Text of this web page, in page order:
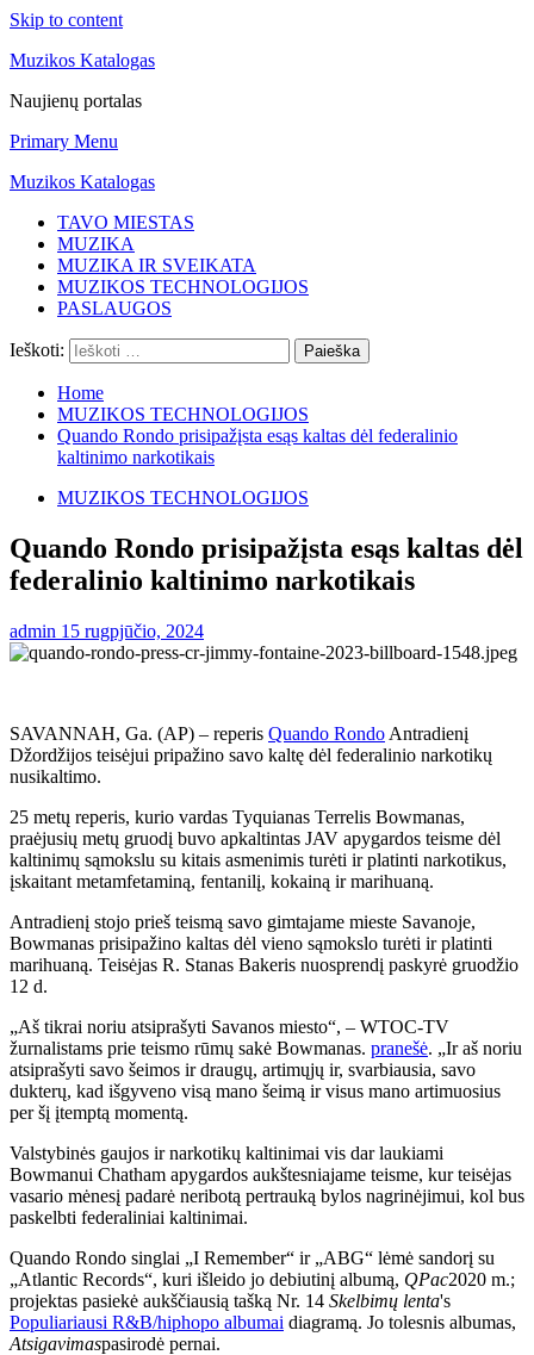
Skip to content
Muzikos Katalogas
Naujienų portalas
Primary Menu
Muzikos Katalogas
TAVO MIESTAS
MUZIKA
MUZIKA IR SVEIKATA
MUZIKOS TECHNOLOGIJOS
PASLAUGOS
Ieškoti:
Home
MUZIKOS TECHNOLOGIJOS
Quando Rondo prisipažįsta esąs kaltas dėl federalinio
kaltinimo narkotikais
MUZIKOS TECHNOLOGIJOS
Quando Rondo prisipažįsta esąs kaltas dėl
federalinio kaltinimo narkotikais
admin 15 rugpjūčio, 2024
SAVANNAH, Ga. (AP) – reperis Quando Rondo Antradienį
Džordžijos teisėjui pripažino savo kaltę dėl federalinio narkotikų
nusikaltimo.
25 metų reperis, kurio vardas Tyquianas Terrelis Bowmanas,
praėjusių metų gruodį buvo apkaltintas JAV apygardos teisme dėl
kaltinimų sąmokslu su kitais asmenimis turėti ir platinti narkotikus,
įskaitant metamfetaminą, fentanilį, kokainą ir marihuaną.
Antradienį stojo prieš teismą savo gimtajame mieste Savanoje,
Bowmanas prisipažino kaltas dėl vieno sąmokslo turėti ir platinti
marihuaną. Teisėjas R. Stanas Bakeris nuosprendį paskyrė gruodžio
12 d.
„Aš tikrai noriu atsiprašyti Savanos miesto“, – WTOC-TV
žurnalistams prie teismo rūmų sakė Bowmanas. pranešė. „Ir aš noriu
atsiprašyti savo šeimos ir draugų, artimųjų ir, svarbiausia, savo
dukterų, kad išgyveno visą mano šeimą ir visus mano artimuosius
per šį įtemptą momentą.
Valstybinės gaujos ir narkotikų kaltinimai vis dar laukiami
Bowmanui Chatham apygardos aukštesniajame teisme, kur teisėjas
vasario mėnesį padarė neribotą pertrauką bylos nagrinėjimui, kol bus
paskelbti federaliniai kaltinimai.
Quando Rondo singlai „I Remember“ ir „ABG“ lėmė sandorį su
„Atlantic Records“, kuri išleido jo debiutinį albumą, QPac2020 m.;
projektas pasiekė aukščiausią tašką Nr. 14 Skelbimų lenta's
Populiariausi R&B/hiphopo albumai diagramą. Jo tolesnis albumas,
Atsigavimaspasirodė pernai.